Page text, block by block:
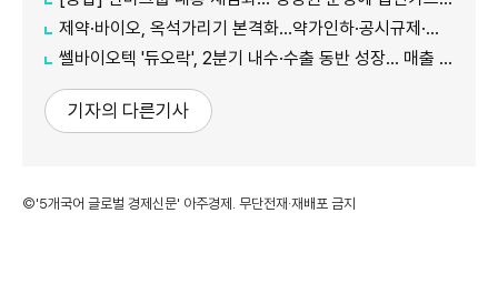
제약·바이오, 옥석가리기 본격화…약가인하·공시규제·투자위축까지 '삼중고'
쎌바이오텍 '듀오락', 2분기 내수·수출 동반 성장… 매출 158억원
기자의 다른기사
©'5개국어 글로벌 경제신문' 아주경제. 무단전재·재배포 금지